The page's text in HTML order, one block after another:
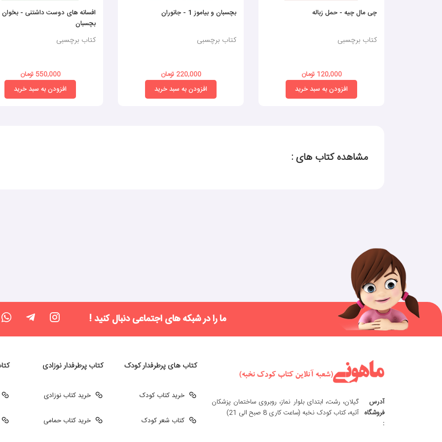
چی مال چیه - حمل زباله
کتاب برچسبی
120,000 تومان
افزودن به سبد خرید
بچسبان و بیاموز 1 - جانوران
کتاب برچسبی
220,000 تومان
افزودن به سبد خرید
افسانه های دوست داشتنی -
بچسبان
کتاب برچسبی
550,000 تومان
افزودن به سبد خرید
مشاهده کتاب های :
ما را در شبکه های اجتماعی دنبال کنید !
آدرس
فروشگاه
:
گیلان، رشت، ابتدای بلوار نماز، روبروی ساختمان پزشکان
آتیه، کتاب کودک نخبه (ساعت کاری 8 صبح الی 21)
کتاب های پرطرفدار کودک
خرید کتاب کودک
کتاب شعر کودک
کتاب پرطرفدار نوزادی
خرید کتاب نوزادی
خرید کتاب حمامی